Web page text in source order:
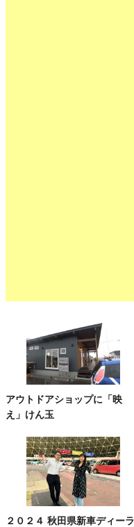
アウトドアショップに「映
え」けん玉
２０２４ 秋田県新車ディーラ